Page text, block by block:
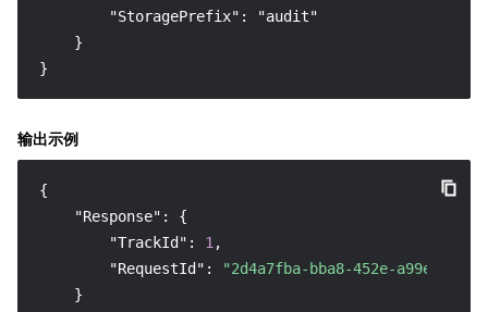
        "StoragePrefix": "audit"
    }
}
输出示例
{
"Response" :
{
"TrackId" : 1 ,
"RequestId" :
"2d4a7fba-bba8-452e-a99e-
}